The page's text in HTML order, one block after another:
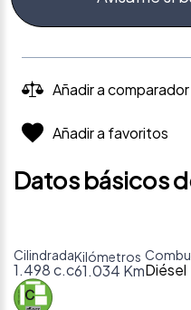
Añadir a comparador
Añadir a favoritos
Datos básicos
Cilindrada
1.498 c.c
Kilómetros
61.034 KmDiésel